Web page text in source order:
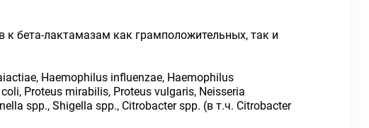
к бета-лактамазам как грамположительных, так и
Haemophilus influenzae, Haemophilus
Proteus mirabilis, Proteus vulgaris, Neisseria
spp., Shigella spp., Citrobacter spp. (в т.ч. Citrobacter